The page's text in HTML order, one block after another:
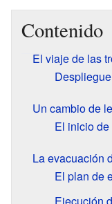
Contenido
El viaje de las
Un cambio de
El inicio
La evacuación
El plan de